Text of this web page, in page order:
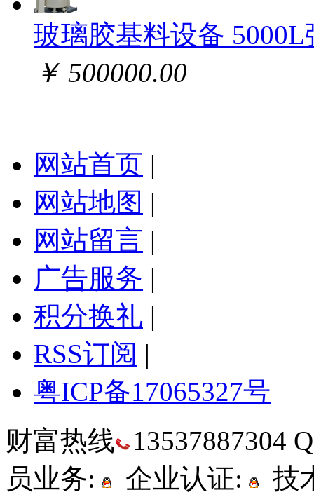
玻璃胶基料设备
￥ 500000.00
网站首页 |
网站地图 |
网站留言 |
广告服务 |
积分换礼 |
RSS订阅 |
粤ICP备17065327号
财富热线
13537887304
员业务:
企业认证: 技